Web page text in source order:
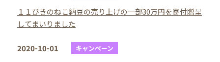
１１ぴきのねこ納豆の売り上げの一部30万円を寄付贈呈
してまいりました
2020-10-01 キャンペーン